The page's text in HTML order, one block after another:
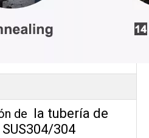
de la tubería de
304